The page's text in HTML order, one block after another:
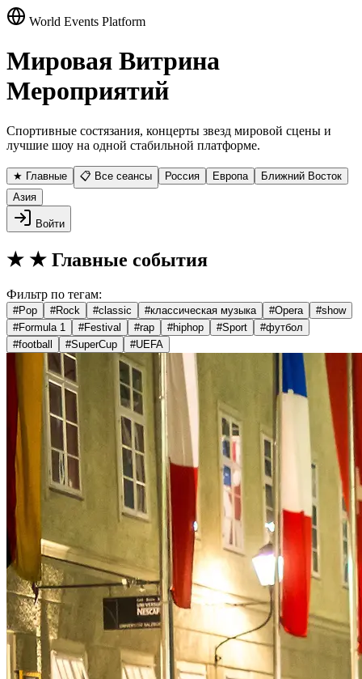
World Events Platform
Мировая Витрина
Мероприятий
Спортивные состязания, концерты звезд мировой сцены и
лучшие шоу на одной стабильной платформе.
★ Главные 📋 Все сеансы Россия Европа
Ближний Восток
Азия
Войти
★ ★ Главные события
Фильтр по тегам:
#Pop #Rock #classic #классическая музыка #Opera #show
#Formula 1 #Festival #rap #hiphop #Sport #футбол
#football #SuperCup #UEFA